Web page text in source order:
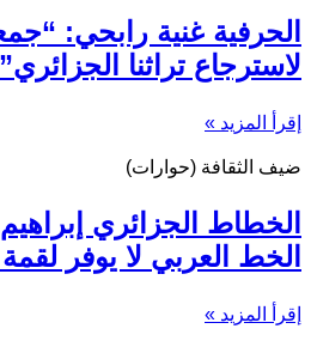
الحرفية غنية رابحي:
لاسترجاع تراثنا الجزائري”
إقرأ المزيد »
ضيف الثقافة (حوارات)
الخطاط الجزائري
الخط العربي لا يوفر
إقرأ المزيد »